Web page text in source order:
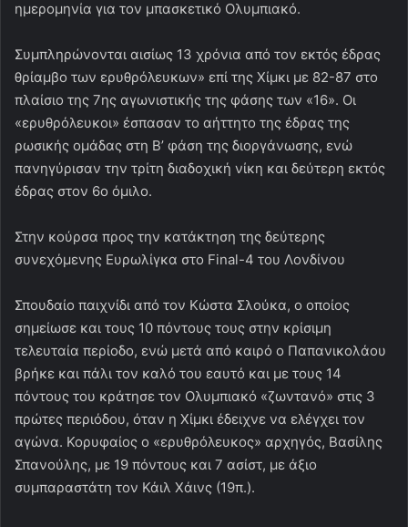
ημερομηνία για τον μπασκετικό Ολυμπιακό.
Συμπληρώνονται αισίως 13 χρόνια από τον εκτός έδρας
θρίαμβο των ερυθρόλευκων» επί της Χίμκι με 82-87 στο
πλαίσιο της 7ης αγωνιστικής της φάσης των «16». Οι
«ερυθρόλευκοι» έσπασαν το αήττητο της έδρας της
ρωσικής ομάδας στη Β’ φάση της διοργάνωσης, ενώ
πανηγύρισαν την τρίτη διαδοχική νίκη και δεύτερη εκτός
έδρας στον 6ο όμιλο.
Στην κούρσα προς την κατάκτηση της δεύτερης
συνεχόμενης Ευρωλίγκα στο Final-4 του Λονδίνου
Σπουδαίο παιχνίδι από τον Κώστα Σλούκα, ο οποίος
σημείωσε και τους 10 πόντους τους στην κρίσιμη
τελευταία περίοδο, ενώ μετά από καιρό ο Παπανικολάου
βρήκε και πάλι τον καλό του εαυτό και με τους 14
πόντους του κράτησε τον Ολυμπιακό «ζωντανό» στις 3
πρώτες περιόδου, όταν η Χίμκι έδειχνε να ελέγχει τον
αγώνα. Κορυφαίος ο «ερυθρόλευκος» αρχηγός, Βασίλης
Σπανούλης, με 19 πόντους και 7 ασίστ, με άξιο
συμπαραστάτη τον Κάιλ Χάινς (19π.).